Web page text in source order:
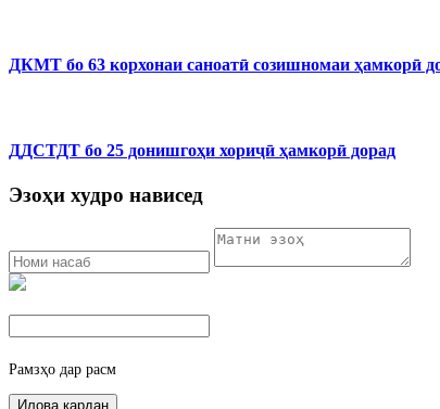
ДКМТ бо 63 корхонаи саноатӣ созишномаи ҳамкорӣ
ДДСТДТ бо 25 донишгоҳи хориҷӣ ҳамкорӣ дорад
Эзоҳи худро нависед
Рамзҳо дар расм